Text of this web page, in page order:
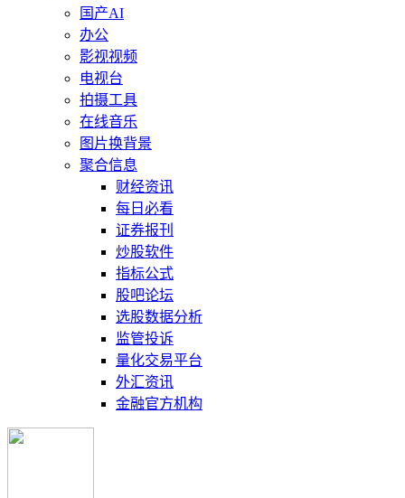
国产AI
办公
影视视频
电视台
拍摄工具
在线音乐
图片换背景
聚合信息
财经资讯
每日必看
证券报刊
炒股软件
指标公式
股吧论坛
选股数据分析
监管投诉
量化交易平台
外汇资讯
金融官方机构